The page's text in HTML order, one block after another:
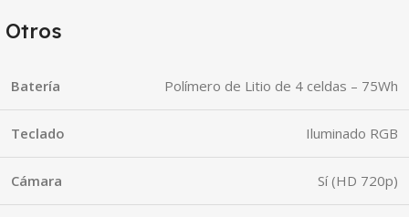
Otros
Batería Polímero de Litio de 4 celdas – 75Wh
Teclado Iluminado RGB
Cámara Sí (HD 720p)